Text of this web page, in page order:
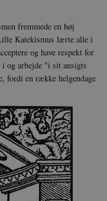
fremmede en høj
Katekismus lærte alle i
og have respekt for
i og arbejde "i sit ansigts
fordi en række helgendage